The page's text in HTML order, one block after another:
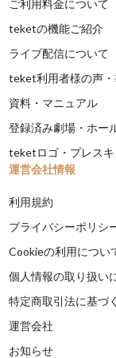
ご利用料金について
teketの機能ご紹介
ライブ配信について
teket利用者様の声・
資料・マニュアル
登録済み劇場・ホー
teketロゴ・プレスキ
運営会社情報
利用規約
プライバシーポリシ
Cookieの利用につい
個人情報の取り扱い
特定商取引法に基づ
運営会社
お知らせ